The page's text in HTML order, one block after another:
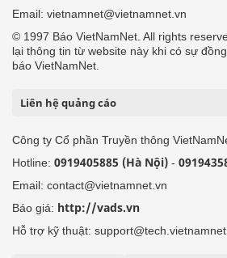
Email: vietnamnet@vietnamnet.vn
© 1997 Báo VietNamNet. All rights
lại thông tin từ website này khi có sự
báo VietNamNet.
Liên hệ quảng cáo
Công ty Cổ phần Truyền thông
Hotline: 0919405885 (Hà Nội) -
Email: contact@vietnamnet.vn
Báo giá: http://vads.vn
Hỗ trợ kỹ thuật: